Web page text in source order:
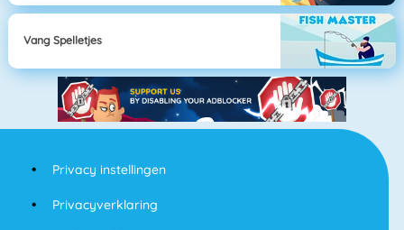
Vang Spelletjes
Privacy instellingen
Privacyverklaring